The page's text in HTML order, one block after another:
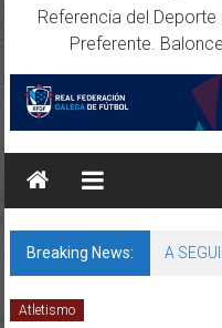
Referencia del Deporte
Preferente.
Breaking News: A
Atletismo